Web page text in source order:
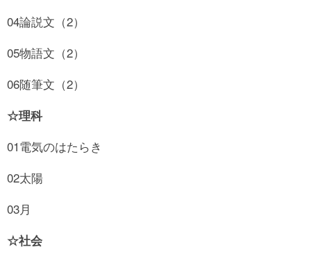
04論説文（2）
05物語文（2）
06随筆文（2）
☆理科
01電気のはたらき
02太陽
03月
☆社会